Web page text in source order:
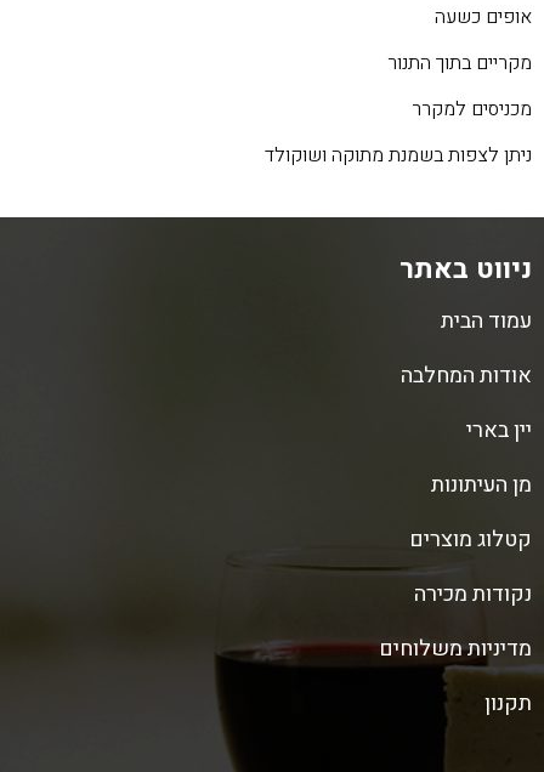
אופים כשעה
מקריים בתוך התנור
מכניסים למקרר
ניתן לצפות בשמנת מתוקה ושוקולד
ניווט באתר
עמוד הבית
אודות המחלבה
יין בארי
מן העיתונות
קטלוג מוצרים
נקודות מכירה
מדיניות משלוחים
תקנון